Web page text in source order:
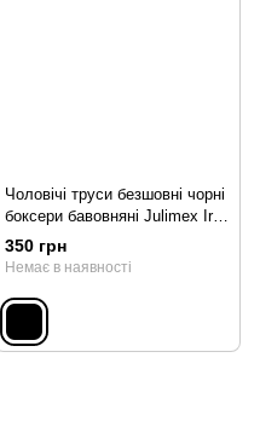
Чоловічі труси безшовні чорні
боксери бавовняні Julimex Iron
XXL
350 грн
Немає в наявності